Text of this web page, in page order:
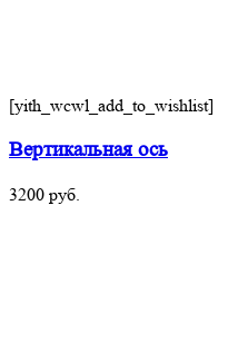
[yith_wcwl_add_to_wishlist]
Вертикальная ось
3200 руб.